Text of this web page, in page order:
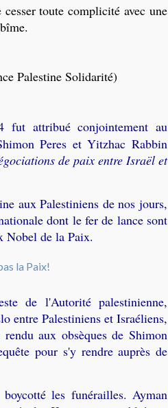
toute complicité avec une
Palestine Solidarité)
fut attribué conjointement au
Peres et Yitzhac Rabbin
de paix entre Israël et
aux Palestiniens de nos jours,
dont le fer de lance sont
Nobel de la Paix.
de l'Autorité palestinienne,
entre Palestiniens et Israéliens,
aux obsèques de Shimon
pour s'y rendre auprès de
les funérailles. Ayman